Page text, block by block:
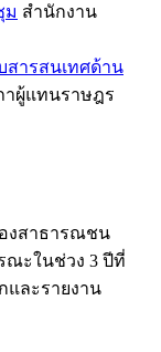
ม สำนักงาน
สารสนเทศด้าน
าผู้แทนราษฎร
งสาธารณชน
ณะในช่วง 3 ปีที่
และรายงาน